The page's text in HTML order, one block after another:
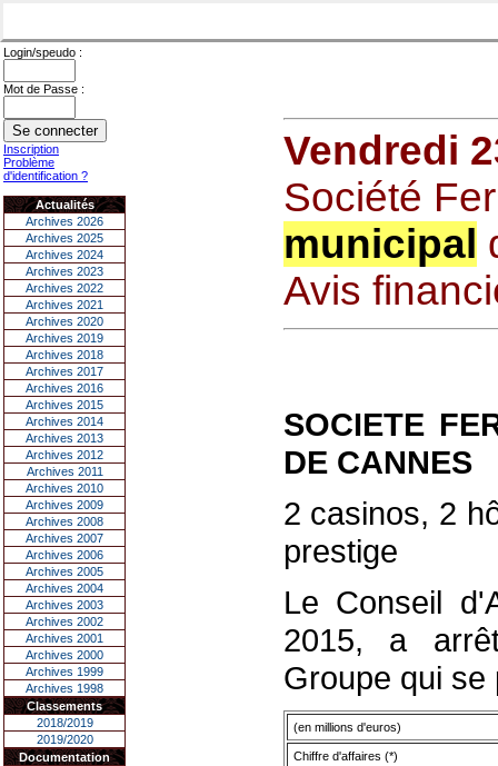
Login/speudo :
Mot de Passe :
Inscription
Problème
d'identification ?
Actualités
Archives 2026
Archives 2025
Archives 2024
Archives 2023
Archives 2022
Archives 2021
Archives 2020
Archives 2019
Archives 2018
Archives 2017
Archives 2016
Archives 2015
Archives 2014
Archives 2013
Archives 2012
Archives 2011
Archives 2010
Archives 2009
Archives 2008
Archives 2007
Archives 2006
Archives 2005
Archives 2004
Archives 2003
Archives 2002
Archives 2001
Archives 2000
Archives 1999
Archives 1998
Classements
2018/2019
2019/2020
Documentation
Vendredi
Société
municipal
Avis
SOCIETE
DE CANNES
2 casinos, 2
prestige
Le Conseil
2015, a
Groupe qui
(en millions d'euros)
Chiffre d'affaires (*)